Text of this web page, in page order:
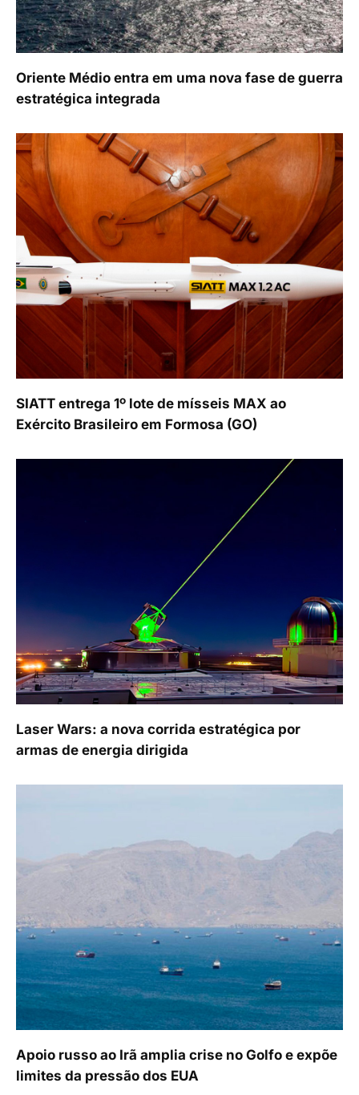
Oriente Médio entra em uma nova fase de guerra
estratégica integrada
SIATT entrega 1º lote de mísseis MAX ao
Exército Brasileiro em Formosa (GO)
Laser Wars: a nova corrida estratégica por
armas de energia dirigida
Apoio russo ao Irã amplia crise no Golfo e expõe
limites da pressão dos EUA